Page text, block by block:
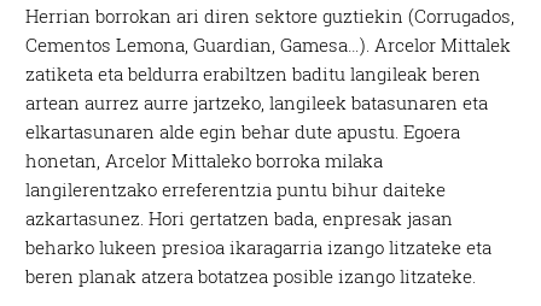
Herrian borrokan ari diren sektore guztiekin (Corrugados,
Cementos Lemona, Guardian, Gamesa…). Arcelor Mittalek
zatiketa eta beldurra erabiltzen baditu langileak beren
artean aurrez aurre jartzeko, langileek batasunaren eta
elkartasunaren alde egin behar dute apustu. Egoera
honetan, Arcelor Mittaleko borroka milaka
langilerentzako erreferentzia puntu bihur daiteke
azkartasunez. Hori gertatzen bada, enpresak jasan
beharko lukeen presioa ikaragarria izango litzateke eta
beren planak atzera botatzea posible izango litzateke.